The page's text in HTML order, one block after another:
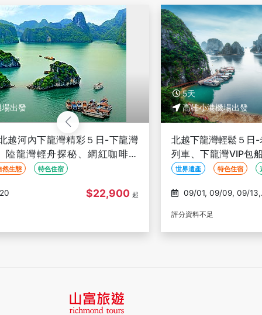
-下龍灣
紅咖啡巡
5天
高雄小港機場出發
北越下龍灣輕鬆５日-老河內的記憶~雙層觀
列車、下龍灣VIP包船遊、陸龍灣輕舟探秘
廣富橋製香村、越式美食享宴-高雄出發
遊輪
09/01, 09/09, 09/13,
$22,900